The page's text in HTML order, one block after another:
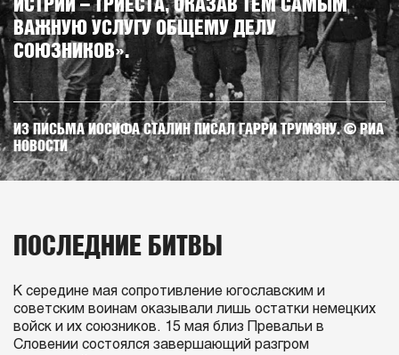
ВАЖНУЮ УСЛУГУ ОБЩЕМУ ДЕЛУ
СОЮЗНИКОВ».
ИЗ ПИСЬМА ИОСИФА СТАЛИН ПИСАЛ ГАРРИ ТРУМЭНУ. © РИА
НОВОСТИ
ПОСЛЕДНИЕ БИТВЫ
К середине мая сопротивление югославским и
советским воинам оказывали лишь остатки немецких
войск и их союзников. 15 мая близ Превальи в
Словении состоялся завершающий разгром